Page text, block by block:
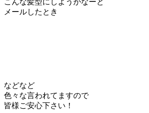
メールしたとき
などなど
色々な言われてますので
皆様ご安心下さい！